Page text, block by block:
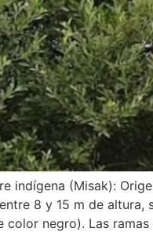
indígena (Misak):
8 y 15 m de
color negro). Las